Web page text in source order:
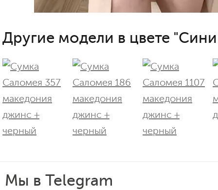
Другие модели в цвете
Мы в Telegram